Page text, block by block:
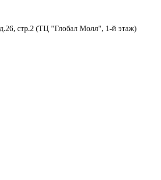
стр.2 (ТЦ "Глобал Молл", 1-й этаж)